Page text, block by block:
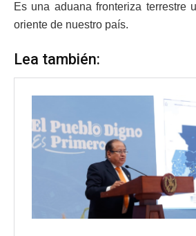
Es una aduana fronteriza terrestre
oriente de nuestro país.
Lea también: